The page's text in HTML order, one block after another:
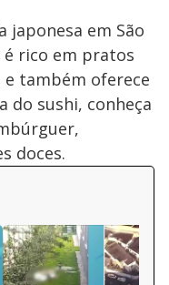
do
e
ex-mulher e
dela em
(GO)
japonesa em São
é rico em pratos
também oferece
do sushi, conheça
doces.